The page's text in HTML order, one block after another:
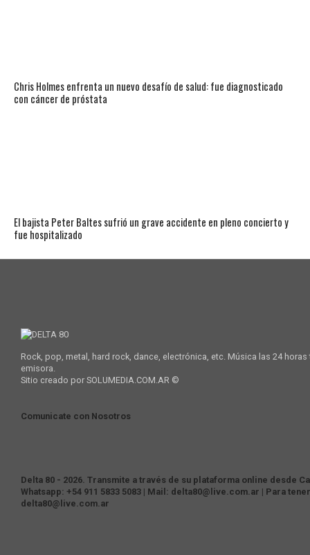
Chris Holmes enfrenta un nuevo desafío de salud: fue diagnosticado
con cáncer de próstata
El bajista Peter Baltes sufrió un grave accidente en pleno concierto y
fue hospitalizado
Rock, pop, metal, hard rock, dance, electrónica, etc. Música las 24
emisora.
Sitio creado por SOLUMEDIA.COM.AR ©
Comunicate con Nosotros
Delta 80 - 2026. Transmite a través de su plataforma online desde
Whatsapp: +54 911 5833 5083 | Mail: delta80@live.com.ar | Para
delta80@live.com.ar